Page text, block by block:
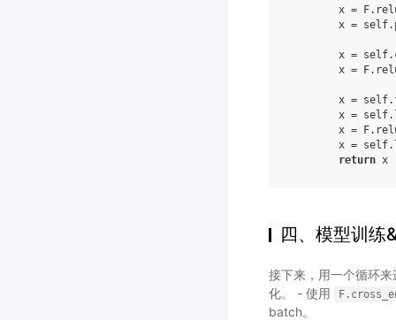
x = F.
x = self.
x = self.
x = F.
x = self.
x = self.
x = F.
x = self.
return x
四、模型训练
接下来，用一个循环
化。 - 使用
batch。